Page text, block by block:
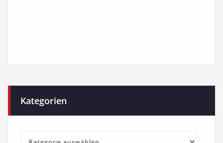
Kategorien